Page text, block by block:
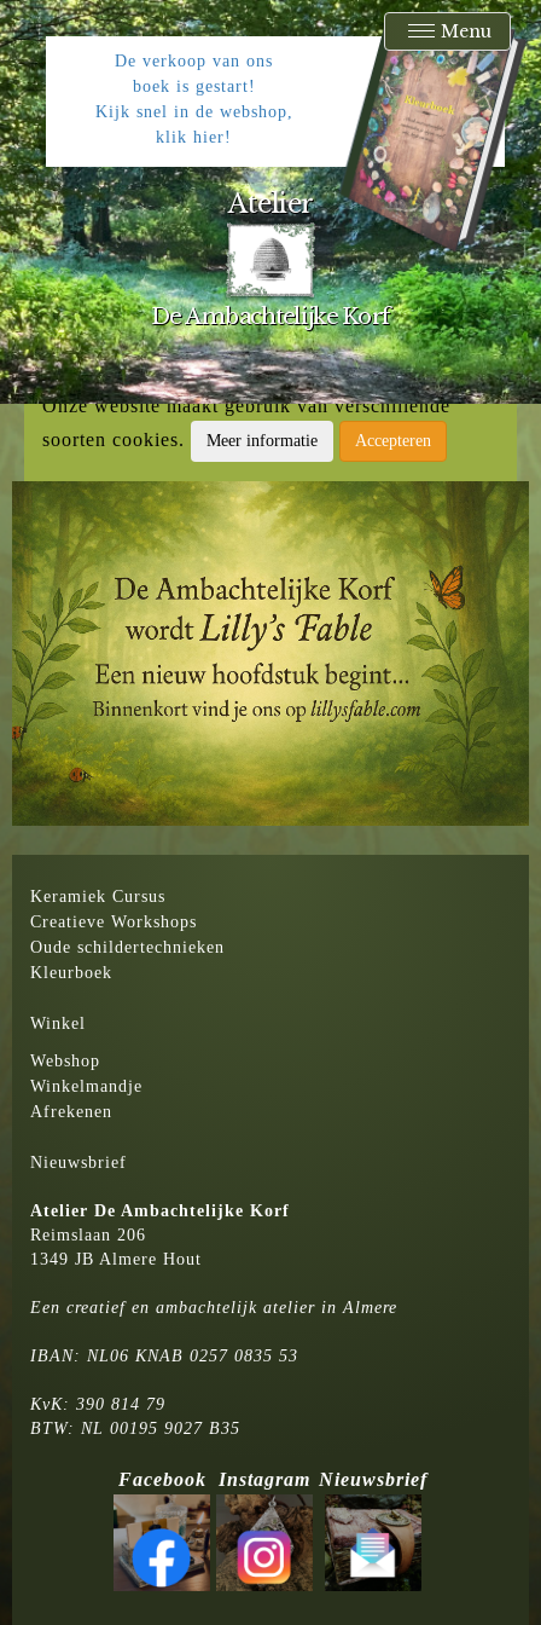
De verkoop van ons
boek is gestart!
Kijk snel in de webshop,
klik hier!
Atelier
De Ambachtelijke Korf
Menu
Onze website maakt gebruik van verschillende
soorten cookies.
Meer informatie Accepteren
Keramiek Cursus
Creatieve Workshops
Oude schildertechnieken
Kleurboek
Winkel
Webshop
Winkelmandje
Afrekenen
Nieuwsbrief
Atelier De Ambachtelijke Korf
Reimslaan 206
1349 JB Almere Hout
Een creatief en ambachtelijk atelier in Almere
IBAN: NL06 KNAB 0257 0835 53
KvK: 390 814 79
BTW: NL 00195 9027 B35
Facebook Instagram Nieuwsbrief